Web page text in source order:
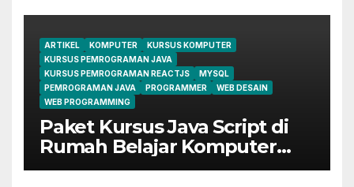
ARTIKEL KOMPUTER
KURSUS KOMPUTER
KURSUS PEMROGRAMAN JAVA
KURSUS PEMROGRAMAN REACTJS
MYSQL
PEMROGRAMAN JAVA
PROGRAMMER
WEB DESAIN
WEB PROGRAMMING
Paket Kursus Java Script di
Rumah Belajar Komputer
YMII Cileungsi